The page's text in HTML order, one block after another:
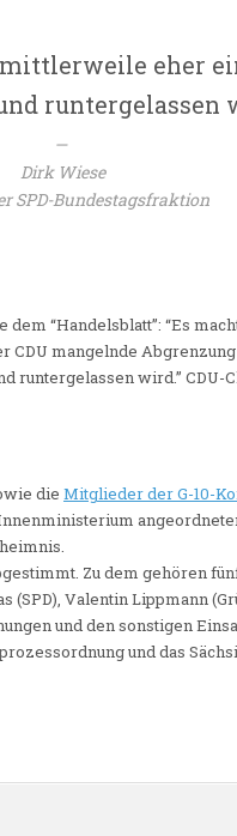
eher
runtergelassen
Dirk Wiese
SPD-Bundestagsfraktion
“Handelsblatt”: “Es
mangelnde
wird.” CDU-
die Mitglieder der G-10-
Zu dem gehören
(SPD), Valentin Lippmann
und den sonstigen
und das